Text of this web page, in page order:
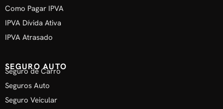
Como Pagar IPVA
IPVA Dívida Ativa
IPVA Atrasado
SEGURO AUTO
Seguro de Carro
Seguros Auto
Seguro Veicular